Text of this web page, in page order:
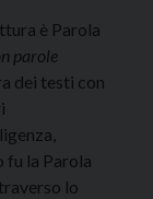
è Parola
parole
dei testi con
fu la Parola
lo